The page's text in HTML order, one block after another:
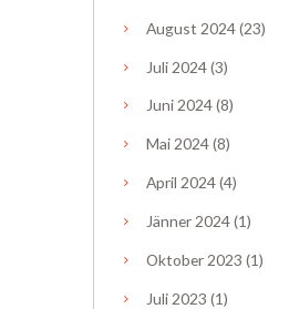
August 2024(23)
Juli 2024(3)
Juni2024(8)
Mai 2024(8)
April 2024(4)
Jänner 2024(1)
Oktober 2023 (1)
Juli 2023 (1)